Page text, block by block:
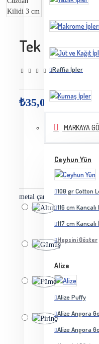
Raffia İpler
MARKAYA
Ceyhun Yün
100 gr Cotton
116 cm
117 cm
Hepsini Göster
Alize
Alize Puffy
Alize Angora
Alize Angora
Tek Noktalı
0 yorum
₺35,00
metal çanta kilidi